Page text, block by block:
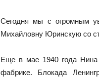
Сегодня мы с огромным
Михайловну Юринскую со
Еще в мае 1940 года Нина
фабрике. Блокада